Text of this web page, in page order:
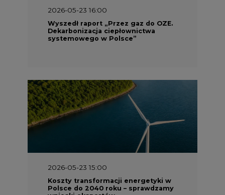
2026-05-23 16:00
Wyszedł raport „Przez gaz do OZE.
Dekarbonizacja ciepłownictwa
systemowego w Polsce”
2026-05-23 15:00
Koszty transformacji energetyki w
Polsce do 2040 roku – sprawdzamy